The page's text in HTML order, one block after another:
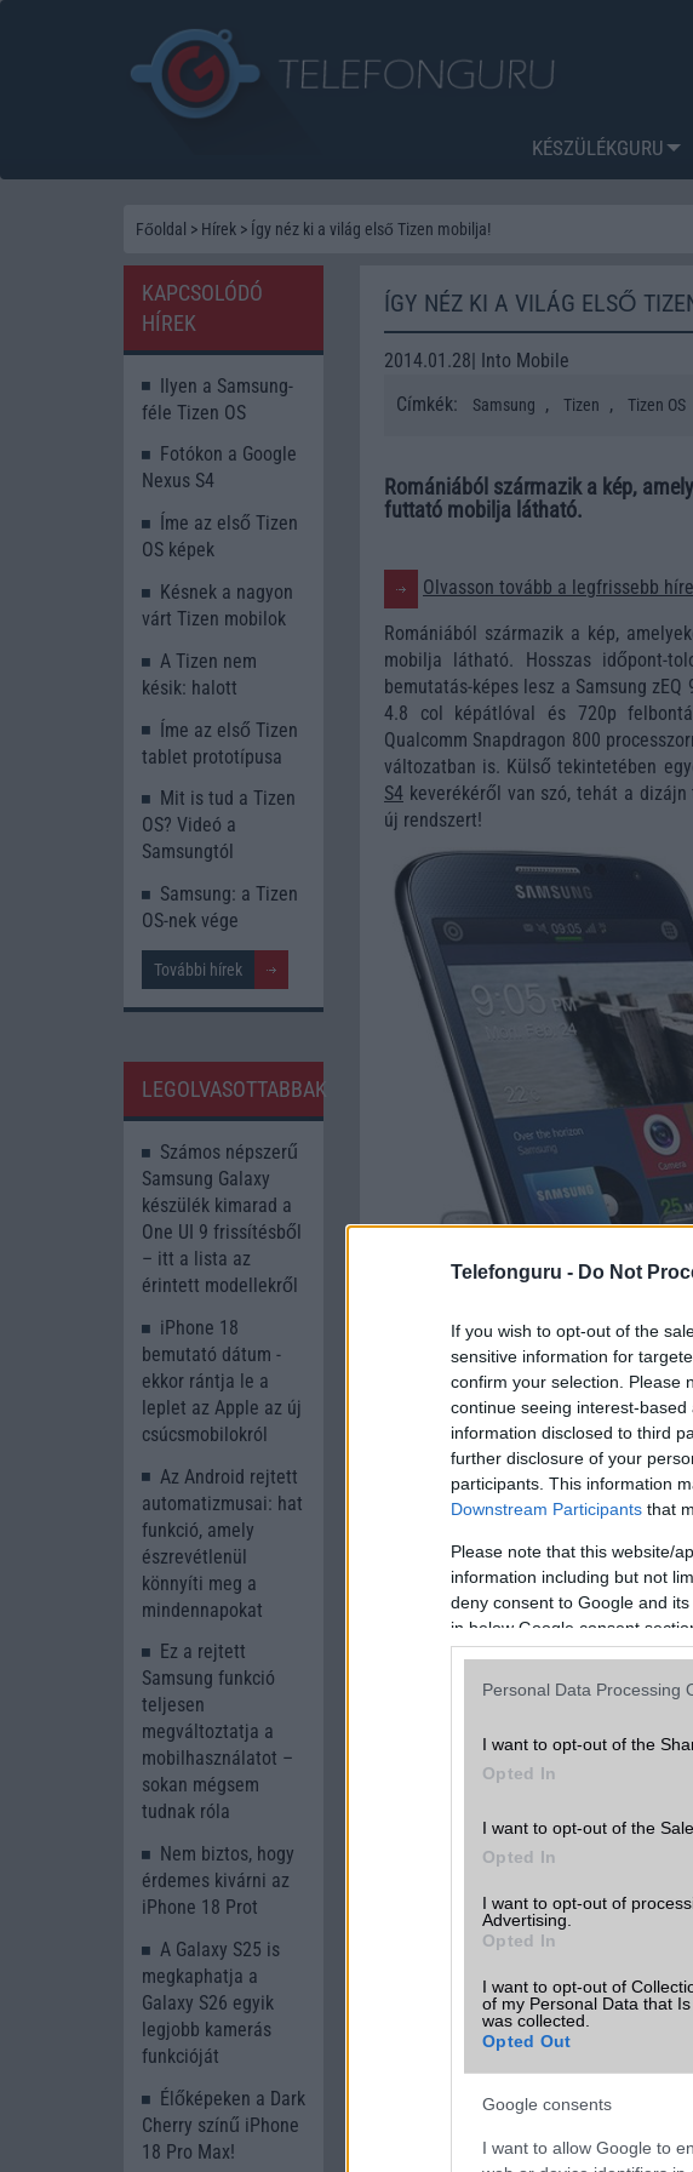
Telefonguru - Do Not
If you wish to opt-out of the
sensitive information for
confirm your selection. Please
continue seeing interest-
information disclosed to third
further disclosure of your
participants. This information
Downstream Participants that
Please note that this website/
information including but not
deny consent to Google and
in below Google consent
Personal Data Processing
I want to opt-out of the
Opted In
I want to opt-out of the
Opted In
I want to opt-out of
Advertising.
Opted In
I want to opt-out of
of my Personal Data that
was collected.
Opted Out
Google consents
I want to allow Google to
KÉSZÜLÉKGURU
Főoldal > Hírek > Így néz ki a világ első Tizen mobilja!
ÍGY NÉZ KI A VILÁG ELSŐ
2014.01.28| Into Mobile
Címkék:
Samsung , Tizen , Tizen OS
Romániából származik a kép,
futtató mobilja látható.
Olvasson tovább a legfrissebb
Romániából származik a kép,
mobilja látható. Hosszas időpont-
bemutatás-képes lesz a Samsung
4.8 col képátlóval és 720p
Qualcomm Snapdragon 800
változatban is. Külső tekintetében
S4 keverékéről van szó, tehát a
új rendszert!
A cikkhez kapcsolódó linkek:
Into Mobile
Új és Használt GSM kiemelt
Samsung Galaxy A56
KAPCSOLÓDÓ
HÍREK
Ilyen a Samsung-
féle Tizen OS
Fotókon a Google
Nexus S4
Íme az első Tizen
OS képek
Késnek a nagyon
várt Tizen mobilok
A Tizen nem
késik: halott
Íme az első Tizen
tablet prototípusa
Mit is tud a Tizen
OS? Videó a
Samsungtól
Samsung: a Tizen
OS-nek vége
További hírek
LEGOLVASOTTABBAK
Számos népszerű
Samsung Galaxy
készülék kimarad a
One UI 9 frissítésből
– itt a lista az
érintett modellekről
iPhone 18
bemutató dátum -
ekkor rántja le a
leplet az Apple az új
csúcsmobilokról
Az Android rejtett
automatizmusai: hat
funkció, amely
észrevétlenül
könnyíti meg a
mindennapokat
Ez a rejtett
Samsung funkció
teljesen
megváltoztatja a
mobilhasználatot –
sokan mégsem
tudnak róla
Nem biztos, hogy
érdemes kivárni az
iPhone 18 Prot
A Galaxy S25 is
megkaphatja a
Galaxy S26 egyik
legjobb kamerás
funkcióját
Élőképeken a Dark
Cherry színű iPhone
18 Pro Max!